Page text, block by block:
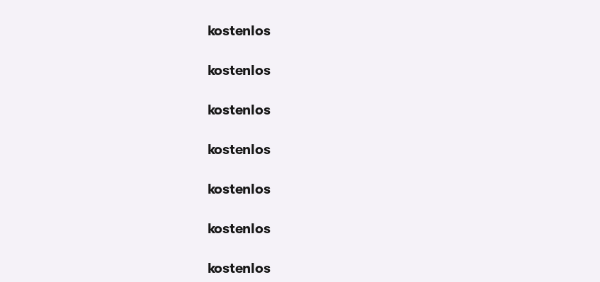
kostenlos
kostenlos
kostenlos
kostenlos
kostenlos
kostenlos
kostenlos